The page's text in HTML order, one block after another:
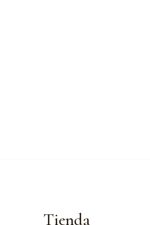
Tienda